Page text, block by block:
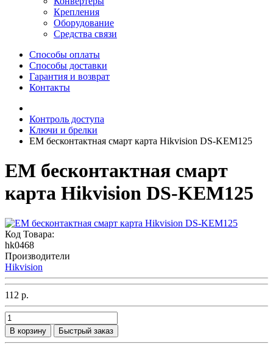
Крепления
Оборудование
Средства связи
Способы оплаты
Способы доставки
Гарантия и возврат
Контакты
Контроль доступа
Ключи и брелки
EM бесконтактная смарт карта Hikvision DS-KEM125
EM бесконтактная смарт
карта Hikvision DS-KEM125
Код Товара:
hk0468
Производители
Hikvision
112 р.
В корзину Быстрый заказ